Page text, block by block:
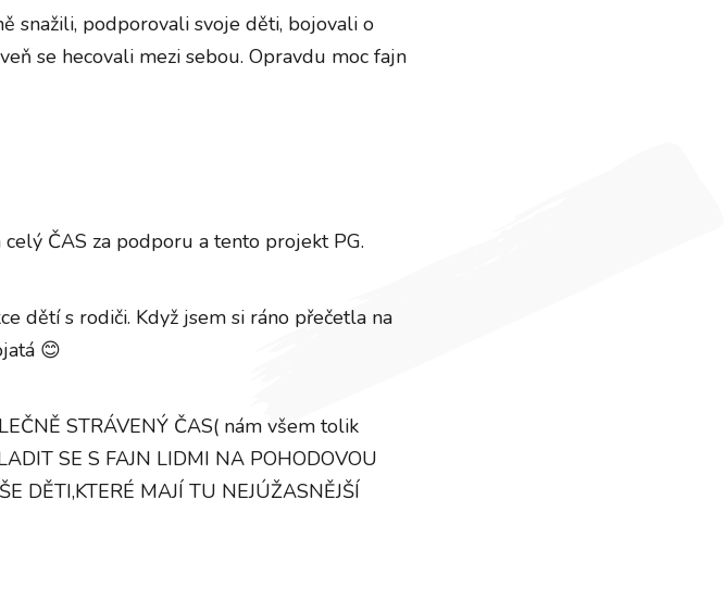
snažili, podporovali svoje děti, bojovali o
se hecovali mezi sebou. Opravdu moc fajn
ČAS za podporu a tento projekt PG.
dětí s rodiči. Když jsem si ráno přečetla na
😊
STRÁVENÝ ČAS( nám všem tolik
SE S FAJN LIDMI NA POHODOVOU
DĚTI,KTERÉ MAJÍ TU NEJÚŽASNĚJŠÍ